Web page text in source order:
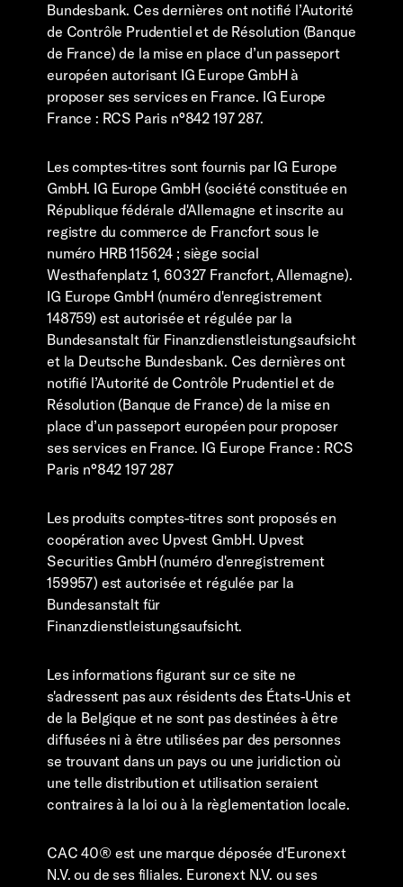
Bundesbank. Ces dernières ont notifié l’Autorité
de Contrôle Prudentiel et de Résolution (Banque
de France) de la mise en place d’un passeport
européen autorisant IG Europe GmbH à
proposer ses services en France. IG Europe
France : RCS Paris n°842 197 287.
Les comptes-titres sont fournis par IG Europe
GmbH. IG Europe GmbH (société constituée en
République fédérale d'Allemagne et inscrite au
registre du commerce de Francfort sous le
numéro HRB 115624 ; siège social
Westhafenplatz 1, 60327 Francfort, Allemagne).
IG Europe GmbH (numéro d'enregistrement
148759) est autorisée et régulée par la
Bundesanstalt für Finanzdienstleistungsaufsicht
et la Deutsche Bundesbank. Ces dernières ont
notifié l’Autorité de Contrôle Prudentiel et de
Résolution (Banque de France) de la mise en
place d’un passeport européen pour proposer
ses services en France. IG Europe France : RCS
Paris n°842 197 287
Les produits comptes-titres sont proposés en
coopération avec Upvest GmbH. Upvest
Securities GmbH (numéro d'enregistrement
159957) est autorisée et régulée par la
Bundesanstalt für
Finanzdienstleistungsaufsicht.
Les informations figurant sur ce site ne
s'adressent pas aux résidents des États-Unis et
de la Belgique et ne sont pas destinées à être
diffusées ni à être utilisées par des personnes
se trouvant dans un pays ou une juridiction où
une telle distribution et utilisation seraient
contraires à la loi ou à la règlementation locale.
CAC 40® est une marque déposée d'Euronext
N.V. ou de ses filiales. Euronext N.V. ou ses